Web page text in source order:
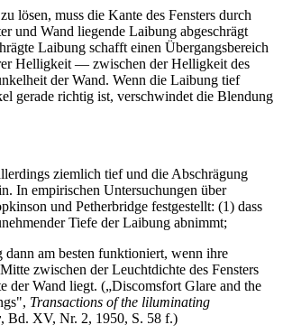
lösen, muss die Kante des Fensters durch
und Wand liegende Laibung abgeschrägt
Laibung schafft einen Übergangsbereich
Helligkeit — zwischen der Helligkeit des
der Wand. Wenn die Laibung tief
gerade richtig ist, verschwindet die Blendung
ziemlich tief und die Abschrägung
In empirischen Untersuchungen über
und Petherbridge festgestellt: (1) dass
Tiefe der Laibung abnimmt;
dann am besten funktioniert, wenn ihre
zwischen der Leuchtdichte des Fensters
der Wand liegt. („Discomsfort Glare and the
Transactions of the liluminating
, Bd. XV, Nr. 2, 1950, S. 58 f.)